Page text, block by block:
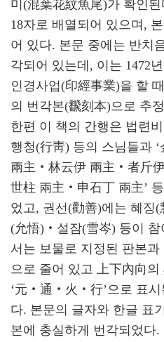
미(混葉花紋魚尾)가 확인
18자로 배열되어 있으며,
어 있다. 본문 중에는 반치
각되어 있는데, 이는 1472
인경사업(印經事業)을 할
의 번각본(飜刻本)으로 추
한편 이 책의 간행은 법련
행청(行靑) 등의 스님들과
兩主‧林云伊 兩主‧者斤
世柱 兩主‧申石丁 兩主’
었고, 권선(勸善)에는 혜
(允悟)‧설잠(雪岑) 등이 참
서는 보물로 지정된 판본
으로 줄어 있고 上下內向
‘元‧通‧火‧行’으로 표시
다. 본문의 글자와 한글 표
본에 충실하게 번각되었다